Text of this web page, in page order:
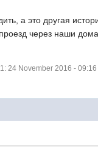
а это другая
через наши
24 November 2016 - 09:16